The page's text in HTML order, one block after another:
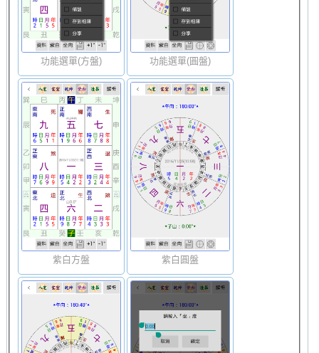
功能選單(方盤) 功能選單(圓盤)
紫白方盤 紫白圓盤